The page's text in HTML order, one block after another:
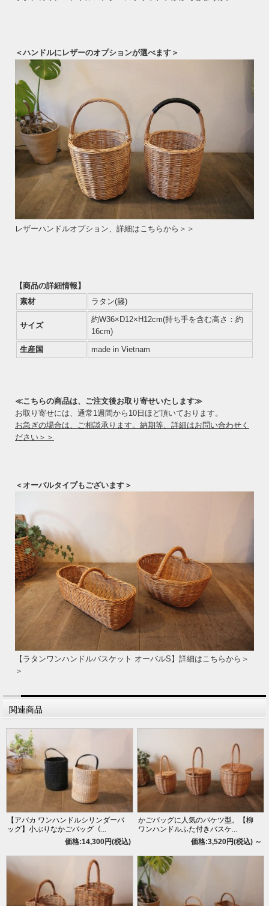
＜ハンドルにレザーのオプションが選べます＞
レザーハンドルオプション、詳細はこちらから＞＞
【商品の詳細情報】
素材
ラタン(籐)
サイズ
約W36×D12×H12cm(持ち手を含む高さ：約
16cm)
生産国
made in Vietnam
≪こちらの商品は、ご注文後お取り寄せいたします≫
お取り寄せには、通常1週間から10日ほど頂いております。
お急ぎの場合は、ご相談承ります。納期等、詳細はお問い合わせく
ださい＞＞
＜オーバルタイプもございます＞
【ラタンワンハンドルバスケット オーバルS】詳細はこちらから＞
＞
関連商品
【アバカ ワンハンドルシリンダーバ
ッグ】小ぶりなかごバッグ《...
価格:14,300円(税込)
かごバッグに人気のバケツ型。【柳
ワンハンドルふた付きバスケ...
価格:3,520円(税込) ～